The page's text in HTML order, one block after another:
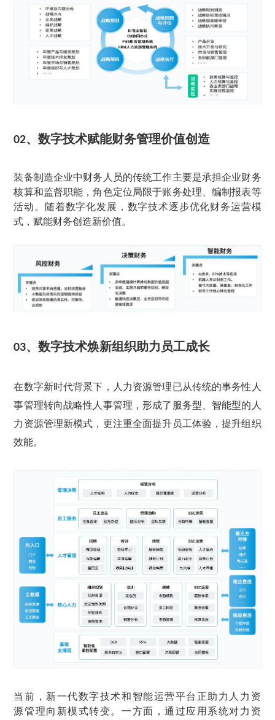
02、数字技术赋能财务管理价值创造
装备制造企业中财务人员的传统工作主要是承担企业财务
核算和监督职能，角色定位局限于账务处理、编制报表等
活动。随着数字化发展，数字技术逐步优化财务运营模
式，赋能财务创造新价值。
03、数字技术焕新组织助力员工成长
在数字新时代背景下，人力资源管理已从传统的事务性人
事管理转向战略性人事管理，形成了服务型、智能型的人
力资源管理新模式，更注重全面提升员工体验，提升组织
效能。
当前，新一代数字技术和智能运营平台正助力人力资
源管理向新模式转变。一方面，通过应用系统对力资